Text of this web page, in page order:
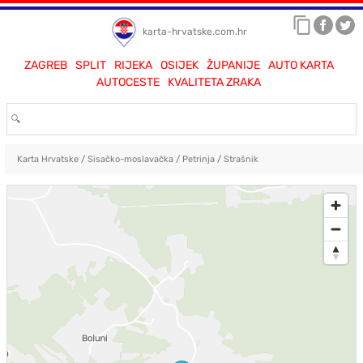
karta-hrvatske.com.hr
ZAGREB SPLIT RIJEKA OSIJEK ŽUPANIJE
AUTO KARTA
AUTOCESTE
KVALITETA ZRAKA
Karta Hrvatske/ Sisačko-moslavačka/ Petrinja/ Strašnik